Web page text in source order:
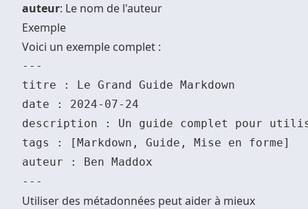
auteur: Le nom de l'auteur
Exemple
Voici un exemple complet :
---
titre : Le Grand Guide Markdown
date : 2024-07-24
description : Un guide complet pour
tags : [Markdown, Guide, Mise en forme]
auteur : Ben Maddox
Utiliser des métadonnées peut aider à mieux